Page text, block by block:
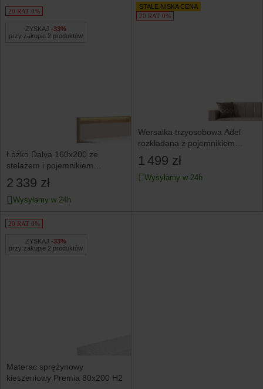
20 RAT 0%
ZYSKAJ -33%
przy zakupie 2 produktów
Łóżko Dalva 160x200 ze
stelażem i pojemnikiem
dąb mauvella/kaszmir
2 339 zł
Wysyłamy w 24h
STALE NISKA CENA
20 RAT 0%
Wersalka trzyosobowa Adel
rozkładana z pojemnikiem
beżowa
1 499 zł
Wysyłamy w 24h
20 RAT 0%
ZYSKAJ -33%
przy zakupie 2 produktów
Materac sprężynowy
kieszeniowy Premia 80x200 H2